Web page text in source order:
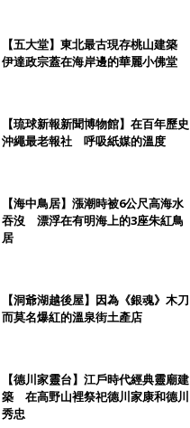
【五大堂】東北最古現存桃山建築
伊達政宗蓋在海岸邊的華麗小佛堂
【琉球新報新聞博物館】在百年歷史
沖繩最老報社 呼吸紙媒的溫度
【海中鳥居】漲潮時被6公尺高海水
吞沒 漂浮在有明海上的3座朱紅鳥
居
【洞爺湖越後屋】因為《銀魂》木刀
而莫名爆紅的溫泉街土產店
【德川家靈台】江戶時代經典靈廟建
築 在高野山裡祭祀德川家康和德川
秀忠